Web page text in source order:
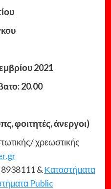
2021
20.00
φοιτητές, άνεργοι)
χρεωστικής
& Καταστήματα
Public